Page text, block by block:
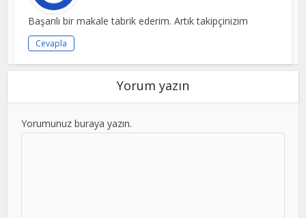
Başarılı bir makale tabrik ederim. Artık takipçinizim
Cevapla
Yorum yazın
Yorumunuz buraya yazın.